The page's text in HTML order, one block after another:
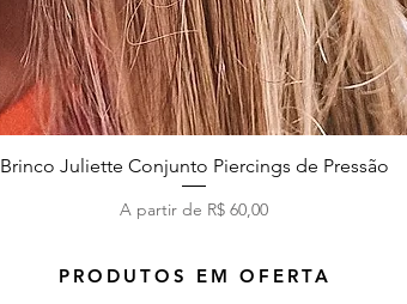
Visualização rápida
Brinco Juliette Conjunto Piercings de Pressão
A partir de R$ 60,00
Preço promocional
PRODUTOS EM OFERTA